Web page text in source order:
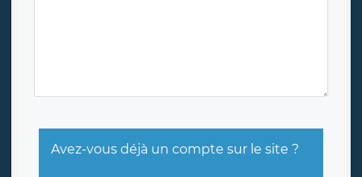
Avez-vous déjà un compte sur le site ?